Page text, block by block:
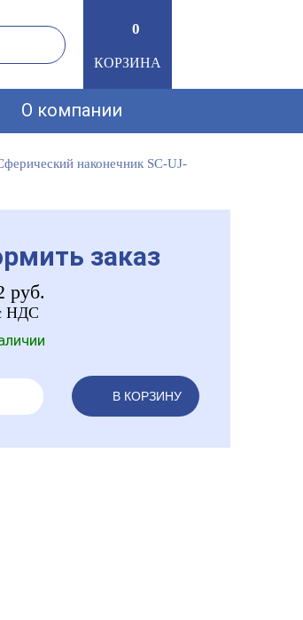
0
0
КОРЗИНА
О компании
наконечник SC-UJ-
заказ
руб.
НДС
В КОРЗИНУ